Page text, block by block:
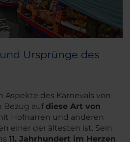
Ursprünge des
Aspekte des Karnevals von
Bezug auf diese Art von
Hofnarren und anderen
einer der ältesten ist. Sein
11. Jahrhundert im Herzen